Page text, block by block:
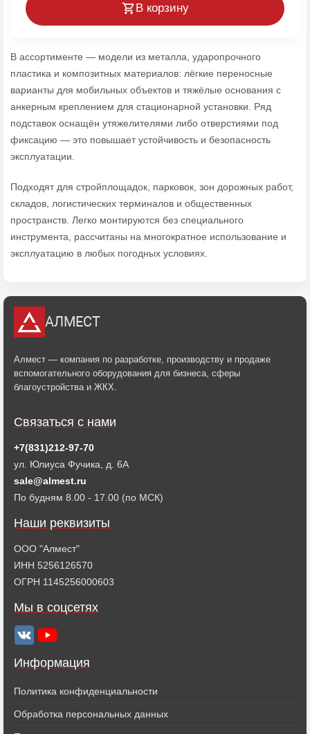
В корзину
В ассортименте — модели из металла, ударопрочного
пластика и композитных материалов: лёгкие переносные
варианты для мобильных объектов и тяжёлые основания с
анкерным креплением для стационарной установки. Ряд
подставок оснащён утяжелителями либо отверстиями под
фиксацию — это повышает устойчивость и безопасность
эксплуатации.
Подходят для стройплощадок, парковок, зон дорожных работ,
складов, логистических терминалов и общественных
пространств. Легко монтируются без специального
инструмента, рассчитаны на многократное использование и
эксплуатацию в любых погодных условиях.
АЛМЕСТ
Алмест — компания по разработке, производству и продаже
вспомогательного оборудования для бизнеса, сферы
благоустройства и ЖКХ.
Информация
Политика конфиденциальности
Обработка персональных данных
Связаться с нами
+7(831)212-97-70
ул. Юлиуса Фучика, д. 6А
sale@almest.ru
По будням 8.00 - 17.00 (по МСК)
Наши реквизиты
ООО "Алмест"
ИНН 5256126570
ОГРН 1145256000603
Мы в соцсетях